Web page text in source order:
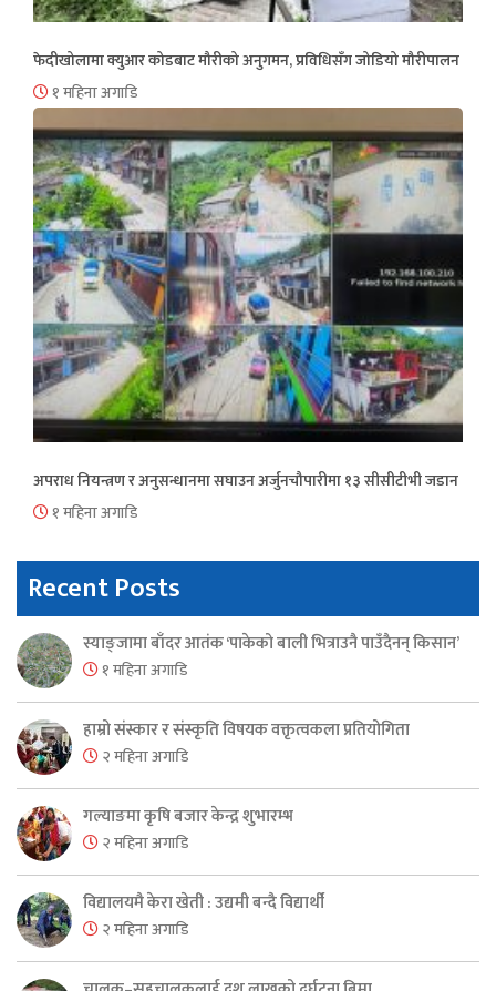
फेदीखोलामा क्युआर कोडबाट मौरीको अनुगमन, प्रविधिसँग जोडियो मौरीपालन
१ महिना अगाडि
अपराध नियन्त्रण र अनुसन्धानमा सघाउन अर्जुनचौपारीमा १३ सीसीटीभी जडान
१ महिना अगाडि
Recent Posts
स्याङ्जामा बाँदर आतंक ‘पाकेको बाली भित्राउनै पाउँदैनन् किसान’
१ महिना अगाडि
हाम्रो संस्कार र संस्कृति विषयक वक्तृत्वकला प्रतियोगिता
२ महिना अगाडि
गल्याङमा कृषि बजार केन्द्र शुभारम्भ
२ महिना अगाडि
विद्यालयमै केरा खेती : उद्यमी बन्दै विद्यार्थी
२ महिना अगाडि